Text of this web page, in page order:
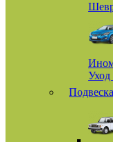
Уход
Подвеска